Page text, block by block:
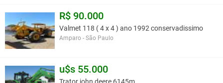
R$ 90.000
Valmet 118 ( 4 x 4 ) ano 1992 conservadissimo
Amparo - São Paulo
u$s 55.000